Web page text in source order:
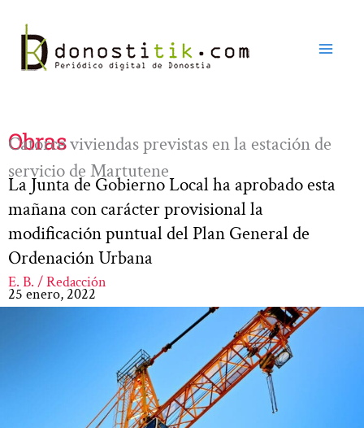
contenido
Obras
Catorce viviendas previstas en la estación de
servicio de Martutene
La Junta de Gobierno Local ha aprobado esta
mañana con carácter provisional la
modificación puntual del Plan General de
Ordenación Urbana
E. B. / Redacción
25 enero, 2022